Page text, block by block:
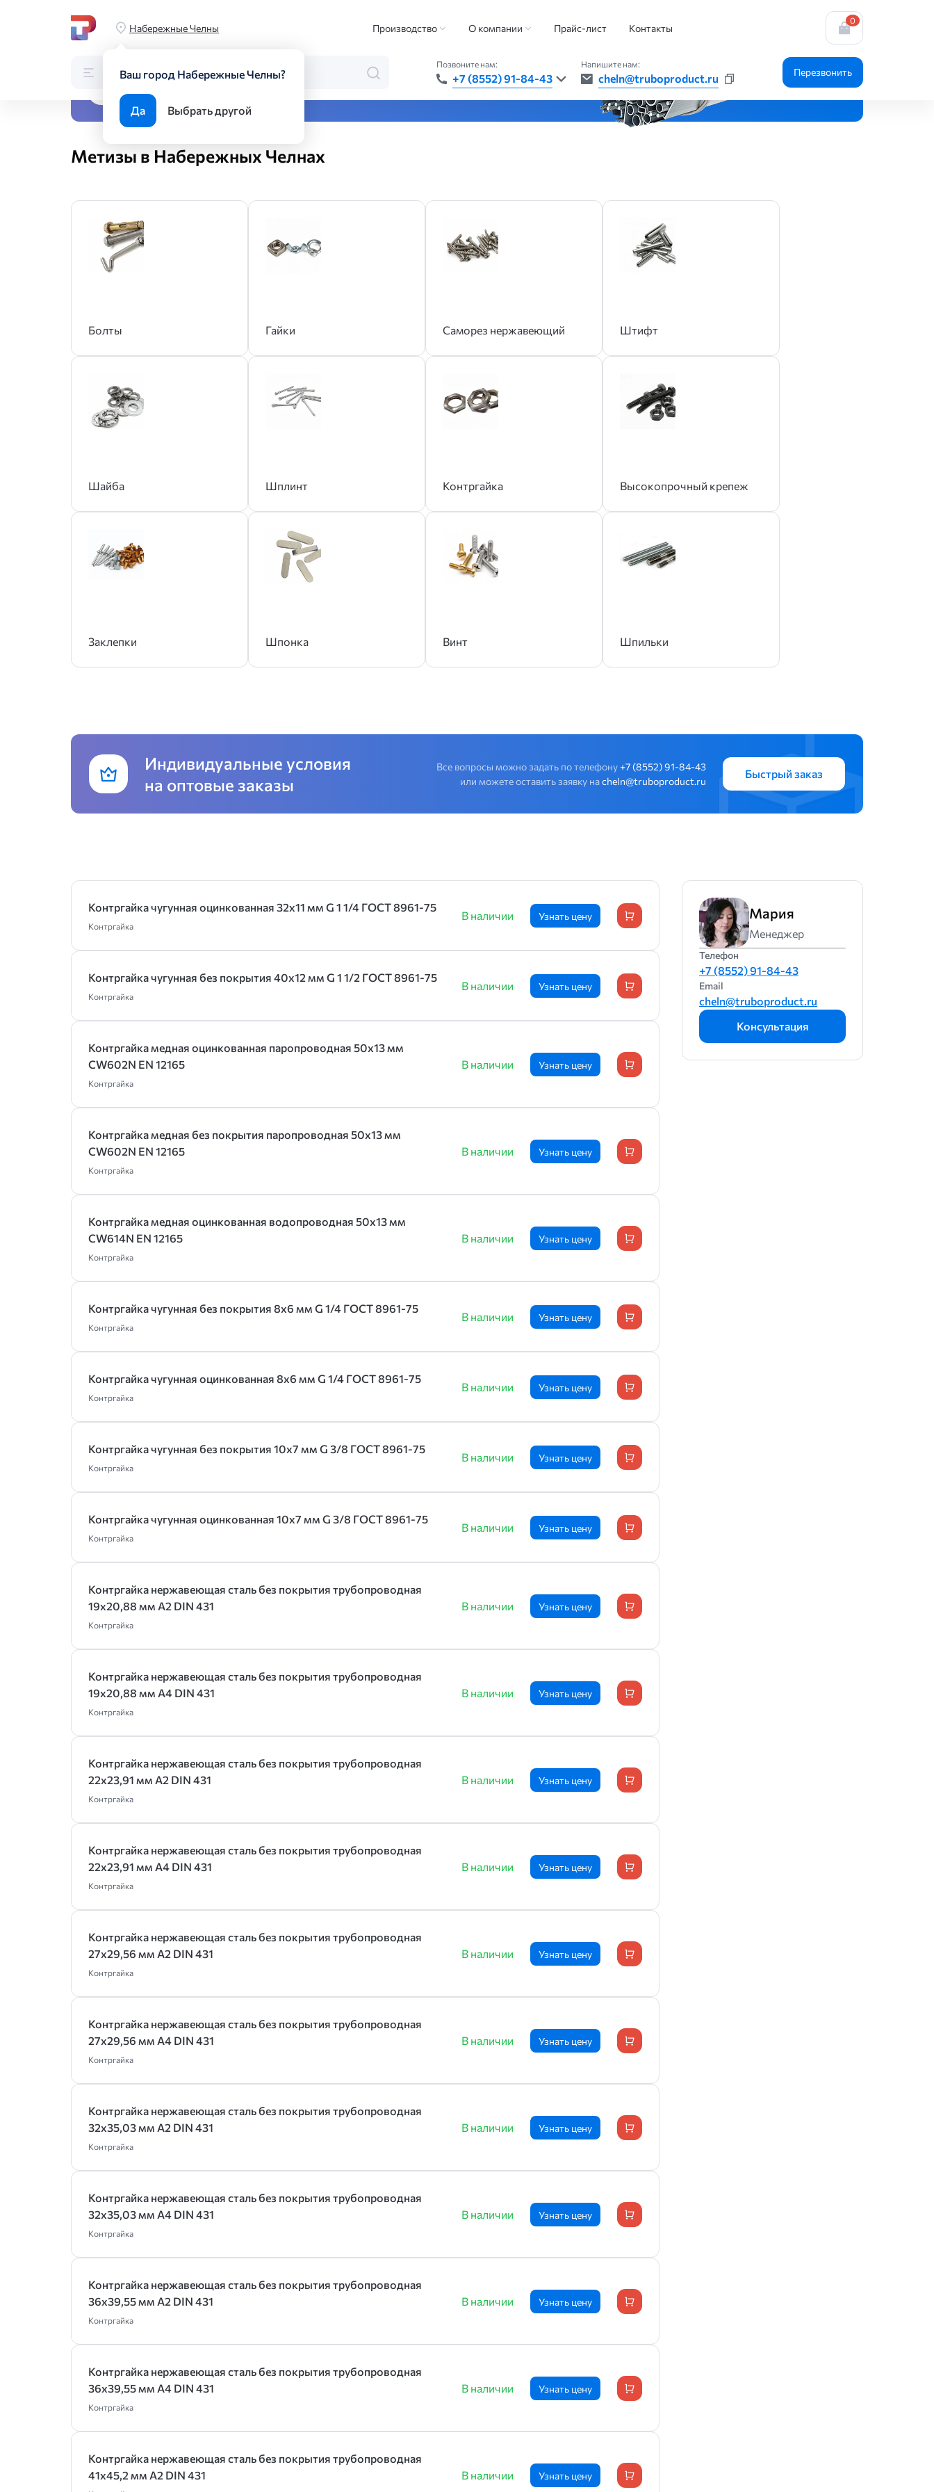
Набережные Челны
Ваш город Набережные Челны?
Да Выбрать другой
Производство О компании Прайс-лист Контакты
0
Каталог Поиск по каталогу
Позвоните нам:
+7 (8552) 91-84-43
Напишите нам:
cheln@truboproduct.ru Перезвонить
Главная Каталог Метизы
Все виды металлопроката — быстро, точно, везде
Метизы в Набережных Челнах
Болты Гайки Саморез нержавеющий Штифт
Шайба Шплинт Контргайка Высокопрочный крепеж
Заклепки Шпонка Винт Шпильки
Индивидуальные условия
на оптовые заказы
Все вопросы можно задать по телефону +7 (8552) 91-84-43
или можете оставить заявку наcheln@truboproduct.ru
Быстрый заказ
Контргайка чугунная оцинкованная 32х11 мм G 1 1/4 ГОСТ 8961-75
Контргайка
В наличии Узнать цену
Контргайка чугунная без покрытия 40х12 мм G 1 1/2 ГОСТ 8961-75
Контргайка
В наличии Узнать цену
Контргайка медная оцинкованная паропроводная 50х13 мм
CW602N EN 12165
Контргайка
В наличии Узнать цену
Контргайка медная без покрытия паропроводная 50х13 мм
CW602N EN 12165
Контргайка
В наличии Узнать цену
Контргайка медная оцинкованная водопроводная 50х13 мм
CW614N EN 12165
Контргайка
В наличии Узнать цену
Контргайка чугунная без покрытия 8х6 мм G 1/4 ГОСТ 8961-75
Контргайка
В наличии Узнать цену
Контргайка чугунная оцинкованная 8х6 мм G 1/4 ГОСТ 8961-75
Контргайка
В наличии Узнать цену
Контргайка чугунная без покрытия 10х7 мм G 3/8 ГОСТ 8961-75
Контргайка
В наличии Узнать цену
Контргайка чугунная оцинкованная 10х7 мм G 3/8 ГОСТ 8961-75
Контргайка
В наличии Узнать цену
Контргайка нержавеющая сталь без покрытия трубопроводная
19х20,88 мм А2 DIN 431
Контргайка
В наличии Узнать цену
Контргайка нержавеющая сталь без покрытия трубопроводная
19х20,88 мм А4 DIN 431
Контргайка
В наличии Узнать цену
Контргайка нержавеющая сталь без покрытия трубопроводная
22х23,91 мм А2 DIN 431
Контргайка
В наличии Узнать цену
Контргайка нержавеющая сталь без покрытия трубопроводная
22х23,91 мм А4 DIN 431
Контргайка
В наличии Узнать цену
Контргайка нержавеющая сталь без покрытия трубопроводная
27х29,56 мм А2 DIN 431
Контргайка
В наличии Узнать цену
Контргайка нержавеющая сталь без покрытия трубопроводная
27х29,56 мм А4 DIN 431
Контргайка
В наличии Узнать цену
Контргайка нержавеющая сталь без покрытия трубопроводная
32х35,03 мм А2 DIN 431
Контргайка
В наличии Узнать цену
Контргайка нержавеющая сталь без покрытия трубопроводная
32х35,03 мм А4 DIN 431
Контргайка
В наличии Узнать цену
Контргайка нержавеющая сталь без покрытия трубопроводная
36х39,55 мм А2 DIN 431
Контргайка
В наличии Узнать цену
Контргайка нержавеющая сталь без покрытия трубопроводная
36х39,55 мм А4 DIN 431
Контргайка
В наличии Узнать цену
Контргайка нержавеющая сталь без покрытия трубопроводная
41х45,2 мм А2 DIN 431
В наличии Узнать цену
Мария
Менеджер
Телефон
+7 (8552) 91-84-43
Email
cheln@truboproduct.ru
Консультация